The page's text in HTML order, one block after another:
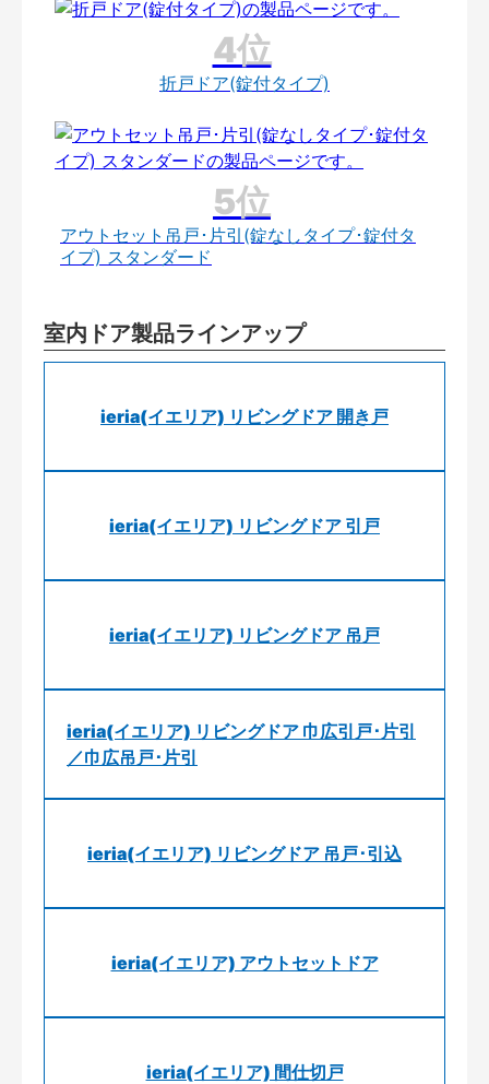
折戸ドア(錠付タイプ)
アウトセット吊戸･片引(錠なしタイプ･錠付タ
イプ) スタンダード
室内ドア製品ラインアップ
ieria(イエリア) リビングドア 開き戸
ieria(イエリア) リビングドア 引戸
ieria(イエリア) リビングドア 吊戸
ieria(イエリア) リビングドア 巾広引戸･片引
／巾広吊戸･片引
ieria(イエリア) リビングドア 吊戸･引込
ieria(イエリア) アウトセットドア
ieria(イエリア) 間仕切戸